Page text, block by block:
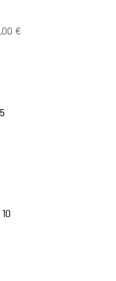
€Hintaluokka: